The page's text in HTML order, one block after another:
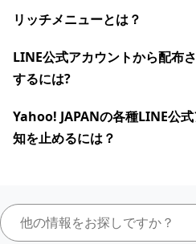
リッチメニューとは？
LINE公式アカウントから配布
するには?
Yahoo! JAPANの各種LINE公
知を止めるには？